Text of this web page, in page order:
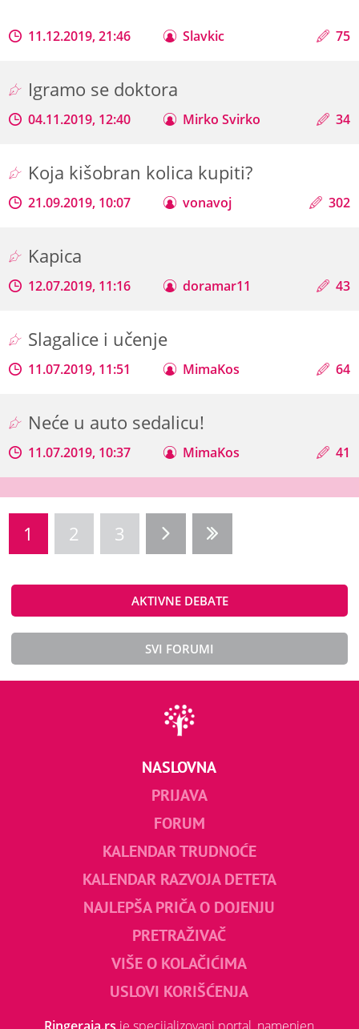
11.12.2019, 21:46 Slavkic 75
Igramo se doktora
04.11.2019, 12:40 Mirko Svirko 34
Koja kišobran kolica kupiti?
21.09.2019, 10:07 vonavoj 302
Kapica
12.07.2019, 11:16 doramar11 43
Slagalice i učenje
11.07.2019, 11:51 MimaKos 64
Neće u auto sedalicu!
11.07.2019, 10:37 MimaKos 41
1 2 3
AKTIVNE DEBATE
SVI FORUMI
NASLOVNA
PRIJAVA
FORUM
KALENDAR TRUDNOĆE
KALENDAR RAZVOJA DETETA
NAJLEPŠA PRIČA O DOJENJU
PRETRAŽIVAČ
VIŠE O KOLAČIĆIMA
USLOVI KORIŠĆENJA